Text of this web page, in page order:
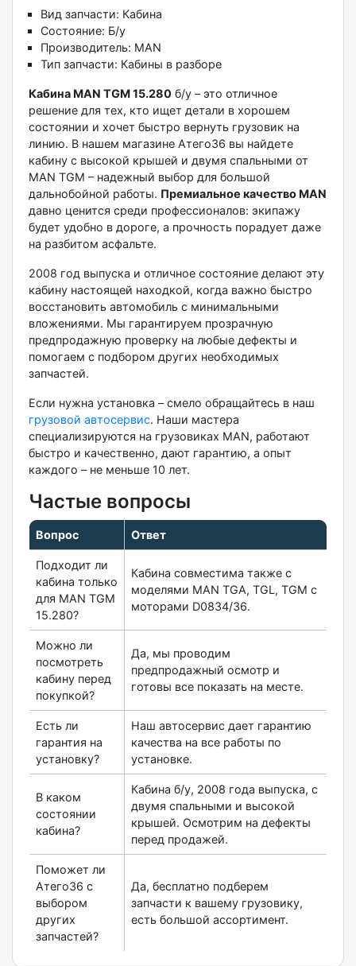
Вид запчасти: Кабина
Состояние: Б/у
Производитель: MAN
Тип запчасти: Кабины в разборе
Кабина MAN TGM 15.280 б/у – это отличное
решение для тех, кто ищет детали в хорошем
состоянии и хочет быстро вернуть грузовик на
линию. В нашем магазине Атего36 вы найдете
кабину с высокой крышей и двумя спальными от
MAN TGM – надежный выбор для большой
дальнобойной работы. Премиальное качество MAN
давно ценится среди профессионалов: экипажу
будет удобно в дороге, а прочность порадует даже
на разбитом асфальте.
2008 год выпуска и отличное состояние делают эту
кабину настоящей находкой, когда важно быстро
восстановить автомобиль с минимальными
вложениями. Мы гарантируем прозрачную
предпродажную проверку на любые дефекты и
помогаем с подбором других необходимых
запчастей.
Если нужна установка – смело обращайтесь в наш
грузовой автосервис. Наши мастера
специализируются на грузовиках MAN, работают
быстро и качественно, дают гарантию, а опыт
каждого – не меньше 10 лет.
Частые вопросы
Вопрос Ответ
Подходит ли
кабина только
для MAN TGM
15.280?
Кабина совместима также с
моделями MAN TGA, TGL, TGM с
моторами D0834/36.
Можно ли
посмотреть
кабину перед
покупкой?
Да, мы проводим
предпродажный осмотр и
готовы все показать на месте.
Есть ли
гарантия на
установку?
Наш автосервис дает гарантию
качества на все работы по
установке.
В каком
состоянии
кабина?
Кабина б/у, 2008 года выпуска, с
двумя спальными и высокой
крышей. Осмотрим на дефекты
перед продажей.
Поможет ли
Атего36 с
выбором
других
запчастей?
Да, бесплатно подберем
запчасти к вашему грузовику,
есть большой ассортимент.